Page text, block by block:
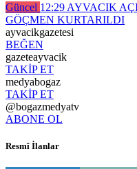
Güncel 12:29 AYVACIK
GÖÇMEN KURTARILDI
ayvacikgazetesi
BEĞEN
gazeteayvacik
TAKİP ET
medyabogaz
TAKİP ET
@bogazmedyatv
ABONE OL
Resmî İlanlar